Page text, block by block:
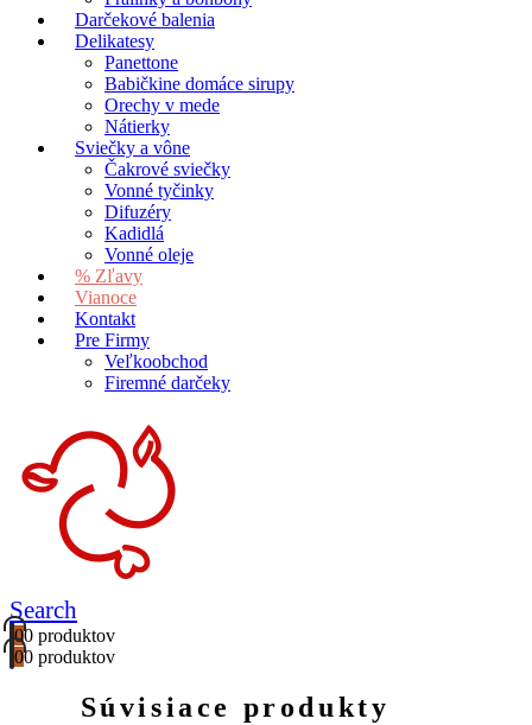
Darčekové balenia
Delikatesy
Panettone
Babičkine domáce sirupy
Orechy v mede
Nátierky
Sviečky a vône
Čakrové sviečky
Vonné tyčinky
Difuzéry
Kadidlá
Vonné oleje
% Zľavy
Vianoce
Kontakt
Pre Firmy
Veľkoobchod
Firemné darčeky
Search
00 produktov
00 produktov
Súvisiace produkty